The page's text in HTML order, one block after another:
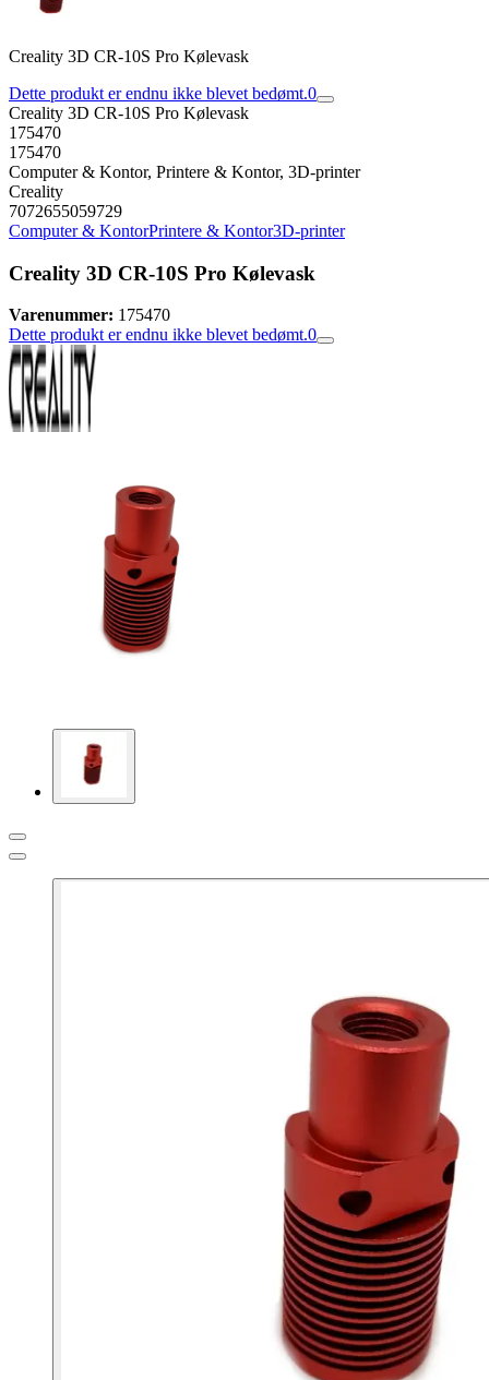
Creality 3D CR-10S Pro Kølevask
Dette produkt er endnu ikke blevet bedømt.0
Creality 3D CR-10S Pro Kølevask
175470
175470
Computer & Kontor, Printere & Kontor, 3D-printer
Creality
7072655059729
Computer & KontorPrintere & Kontor3D-printer
Creality 3D CR-10S Pro Kølevask
Varenummer: 175470
Dette produkt er endnu ikke blevet bedømt.0